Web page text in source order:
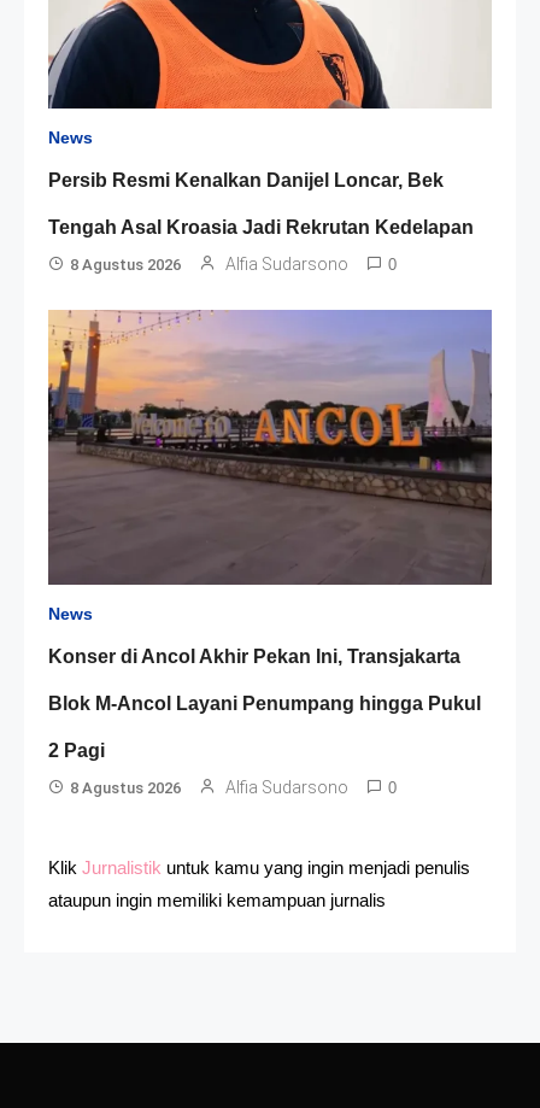
News
Persib Resmi Kenalkan Danijel Loncar, Bek
Tengah Asal Kroasia Jadi Rekrutan Kedelapan
8 Agustus 2026 Alfia Sudarsono 0
News
Konser di Ancol Akhir Pekan Ini, Transjakarta
Blok M-Ancol Layani Penumpang hingga Pukul
2 Pagi
8 Agustus 2026 Alfia Sudarsono 0
Klik Jurnalistik untuk kamu yang ingin menjadi penulis
ataupun ingin memiliki kemampuan jurnalis